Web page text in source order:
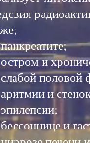
и
половой
и
и